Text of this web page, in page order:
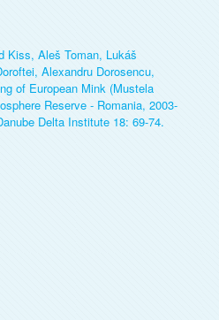
Kiss, Aleš Toman, Lukáš
Alexandru Dorosencu,
of European Mink (Mustela
Reserve - Romania, 2003-
Delta Institute 18: 69-74.